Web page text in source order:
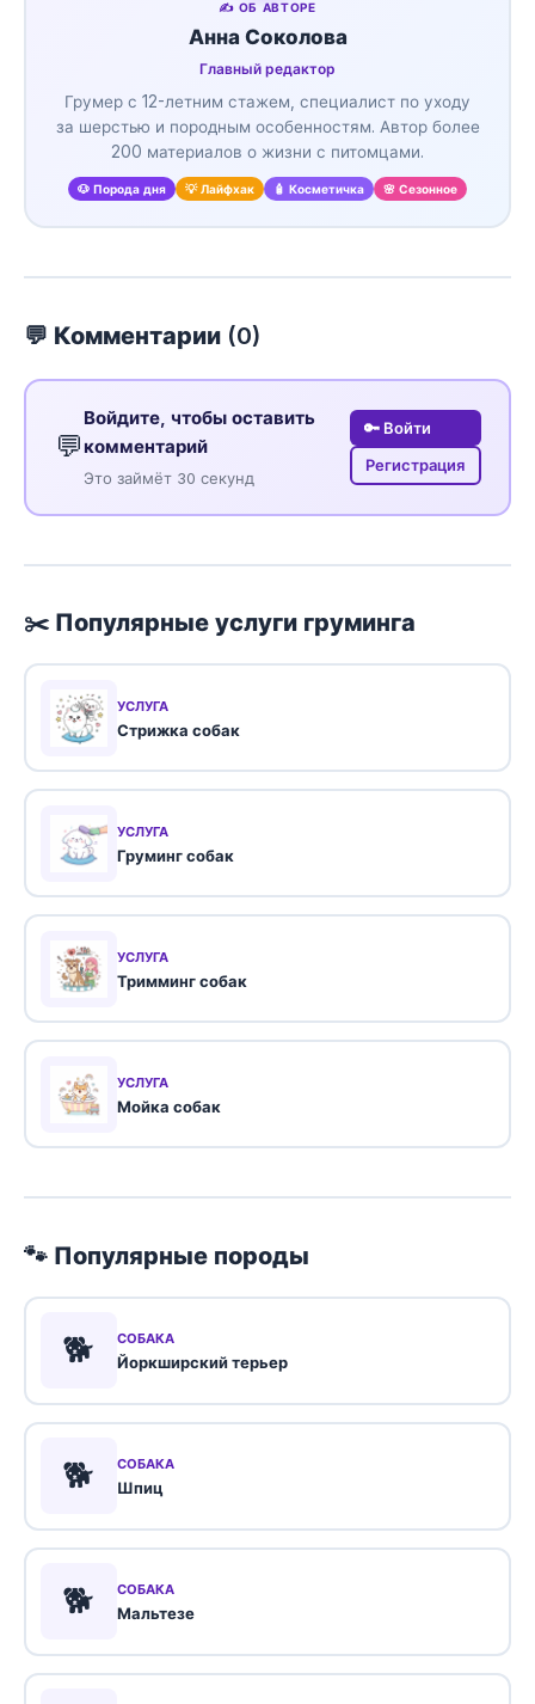
✍️ ОБ АВТОРЕ
Анна Соколова
Главный редактор
Грумер с 12-летним стажем, специалист по уходу
за шерстью и породным особенностям. Автор более
200 материалов о жизни с питомцами.
🐶 Порода дня 💡 Лайфхак 🧴 Косметичка 🌸 Сезонное
💬 Комментарии (0)
💬
Войдите, чтобы оставить
комментарий
Это займёт 30 секунд
🔑 Войти
Регистрация
✂️ Популярные услуги груминга
УСЛУГА
Стрижка собак
УСЛУГА
Груминг собак
УСЛУГА
Тримминг собак
УСЛУГА
Мойка собак
🐾 Популярные породы
🐕 СОБАКА
Йоркширский терьер
🐕 СОБАКА
Шпиц
🐕 СОБАКА
Мальтезе